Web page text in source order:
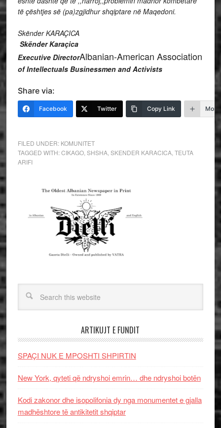
të çështjes së (pa)zgjidhur shqiptare në Maqedoni.
Skënder KARAÇICA
Skënder Karaçica
Executive DirectorAlbanian-American Association
of Intellectuals Businessmen and Activists
Share via:
Facebook Twitter Copy Link More
FILED UNDER: KOMUNITET
TAGGED WITH:CIKAGO, SHSHA, SKENDER KARACICA, TEUTA
ARIFI
ARTIKUJT E FUNDIT
SPAÇI NUK E MPOSHTI SHPIRTIN
New York, qyteti që ndryshoi emrin… dhe ndryshoi botën
Kodi zakonor dhe isopolifonia dy nga monumentet e gjalla
madhështore të antikitetit shqiptar